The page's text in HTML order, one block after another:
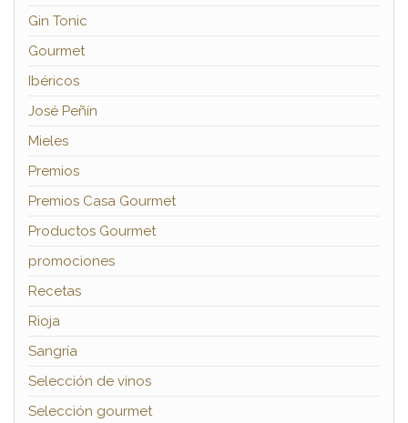
Gin Tonic
Gourmet
Ibéricos
José Peñín
Mieles
Premios
Premios Casa Gourmet
Productos Gourmet
promociones
Recetas
Rioja
Sangría
Selección de vinos
Selección gourmet